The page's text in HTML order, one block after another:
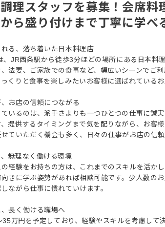
理スタッフを募集！会席料
ら盛り付けまで丁寧に学べ
る、落ち着いた日本料理店
、JR西条駅から徒歩3分ほどの場所にある日本料
法要、ご家族での食事など、幅広いシーンでご
くりと食事を楽しみたいお客様に選ばれているお
お店の信頼につながる
いるのは、派手さよりも一つひとつの仕事に誠
提供するタイミングまで気を配りながら、お客
ていただく機会も多く、日々の仕事がお店の信
無理なく働ける環境
経験をお持ちの方は、これまでのスキルを活か
きに学ぶ姿勢があれば相談可能です。少人数の
ながら仕事に慣れていけます。
長く働ける職場へ
35万円を予定しており、経験やスキルを考慮して